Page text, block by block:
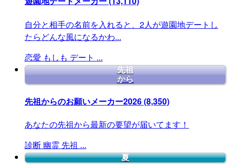
自分と相手の名前を入れると、2人が遊園地デートし
たらどんな風になるかわ...
恋愛 もしも デート ...
先祖
から
先祖からのお願いメーカー2026(8,350)
あなたの先祖から最新の要望が届いてます！
診断 幽霊 先祖 ...
夏